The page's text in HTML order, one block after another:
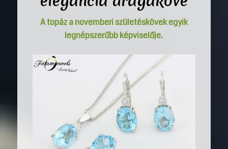
A topáz a novemberi születéskövek egyik
legnépszerűbb képviselője.